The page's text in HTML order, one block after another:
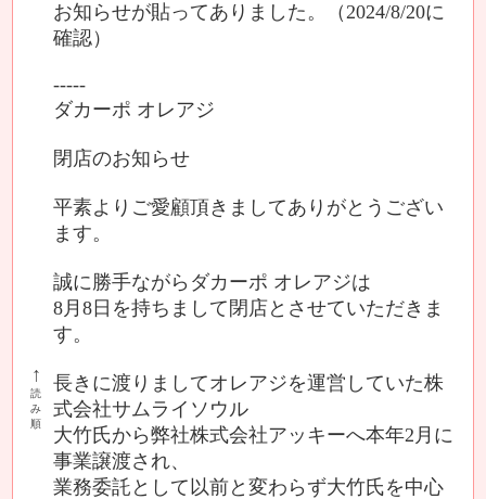
↑
読
み
順
お知らせが貼ってありました。（2024/8/20に
確認）
-----
ダカーポ オレアジ
閉店のお知らせ
平素よりご愛顧頂きましてありがとうござい
ます。
誠に勝手ながらダカーポ オレアジは
8月8日を持ちまして閉店とさせていただきま
す。
長きに渡りましてオレアジを運営していた株
式会社サムライソウル
大竹氏から弊社株式会社アッキーへ本年2月に
事業譲渡され、
業務委託として以前と変わらず大竹氏を中心